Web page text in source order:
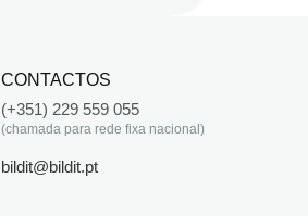
CONTACTOS
(+351) 229 559 055
(chamada para rede fixa nacional)
bildit@bildit.pt